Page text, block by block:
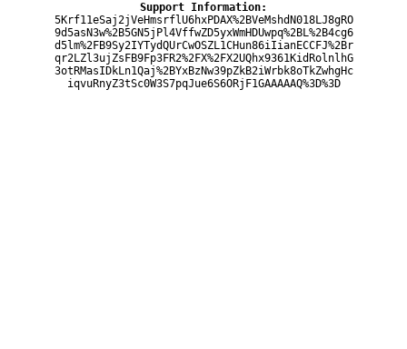
Support Information:
5Krf11eSaj2jVeHmsrflU6hxPDAX%2BVeMshdN018LJ8gRO
9d5asN3w%2B5GN5jPl4VffwZD5yxWmHDUwpq%2BL%2B4cg6
d5lm%2FB9Sy2IYTydQUrCwOSZL1CHun86iIianECCFJ%2Br
qr2LZl3ujZsFB9Fp3FR2%2FX%2FX2UQhx9361KidRolnlhG
3otRMasIDkLn1Qaj%2BYxBzNw39pZkB2iWrbk8oTkZwhgHc
iqvuRnyZ3tSc0W3S7pqJue6S6ORjF1GAAAAAQ%3D%3D